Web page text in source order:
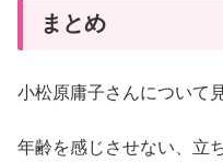
まとめ
小松原庸子さんについて
年齢を感じさせない、立